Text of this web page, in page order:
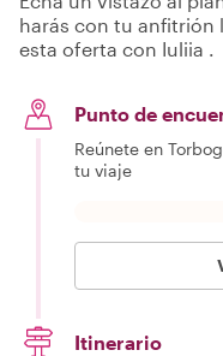
harás con tu anfitrión
esta oferta con Iuliia .
Punto de
Reúnete en
tu viaje
Itinerario